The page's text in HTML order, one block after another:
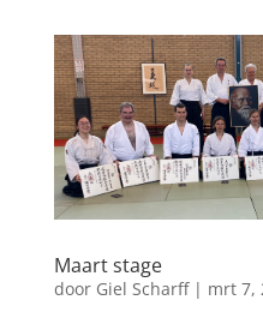
Maart stage
door Giel Scharff| mrt 7,